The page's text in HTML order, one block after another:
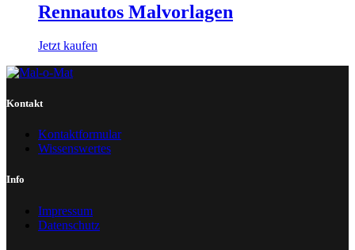
Rennautos Malvorlagen
Jetzt kaufen
Kontakt
Kontaktformular
Wissenswertes
Info
Impressum
Datenschutz